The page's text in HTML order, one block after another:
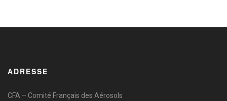
ADRESSE
CFA – Comité Français des Aérosols